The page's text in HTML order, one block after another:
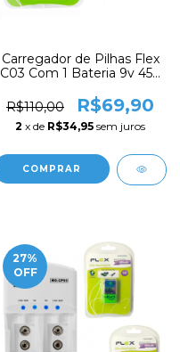
Carregador de Pilhas Flex
C03 Com 1 Bateria 9v 450
9V/450
R$110,00 R$69,90
2 x de R$34,95 sem juros
27%
OFF